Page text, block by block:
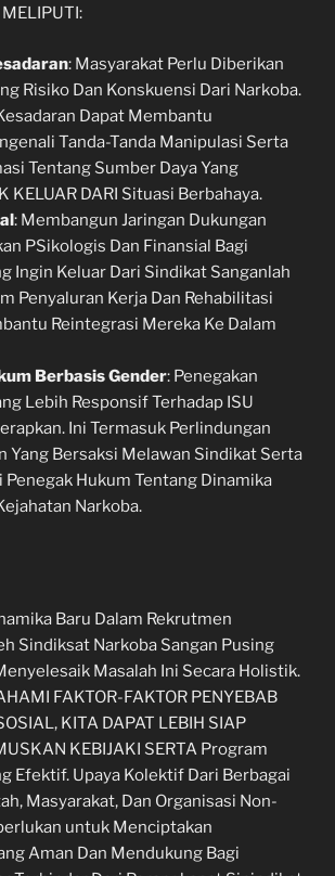
: Masyarakat Perlu Diberikan
Risiko Dan Konskuensi Dari Narkoba.
Dapat Membantu
Tanda-Tanda Manipulasi Serta
Tentang Sumber Daya Yang
KELUAR DARI Situasi Berbahaya.
: Membangun Jaringan Dukungan
PSikologis Dan Finansial Bagi
Ingin Keluar Dari Sindikat Sanganlah
Penyaluran Kerja Dan Rehabilitasi
Reintegrasi Mereka Ke Dalam
Berbasis Gender: Penegakan
Lebih Responsif Terhadap ISU
Ini Termasuk Perlindungan
Yang Bersaksi Melawan Sindikat Serta
Penegak Hukum Tentang Dinamika
Narkoba.
Baru Dalam Rekrutmen
Sindiksat Narkoba Sangan Pusing
Masalah Ini Secara Holistik.
FAKTOR-FAKTOR PENYEBAB
KITA DAPAT LEBIH SIAP
KEBIJAKI SERTA Program
Efektif. Upaya Kolektif Dari Berbagai
Masyarakat, Dan Organisasi Non-
untuk Menciptakan
Aman Dan Mendukung Bagi